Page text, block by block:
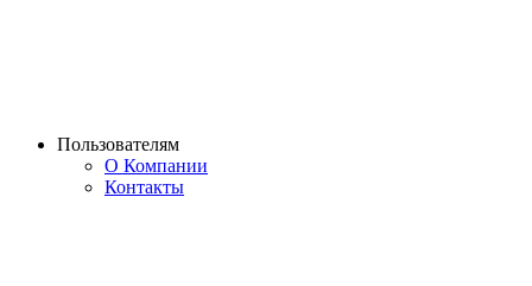
Пользователям
О Компании
Контакты